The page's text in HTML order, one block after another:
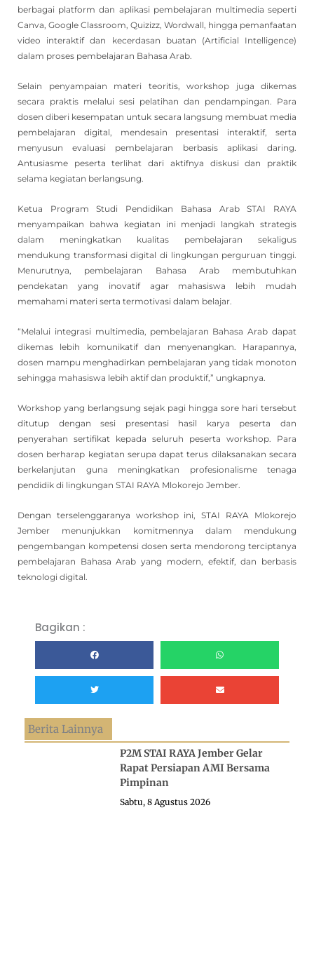
berbagai platform dan aplikasi pembelajaran multimedia seperti
Canva, Google Classroom, Quizizz, Wordwall, hingga pemanfaatan
video interaktif dan kecerdasan buatan (Artificial Intelligence)
dalam proses pembelajaran Bahasa Arab.
Selain penyampaian materi teoritis, workshop juga dikemas
secara praktis melalui sesi pelatihan dan pendampingan. Para
dosen diberi kesempatan untuk secara langsung membuat media
pembelajaran digital, mendesain presentasi interaktif, serta
menyusun evaluasi pembelajaran berbasis aplikasi daring.
Antusiasme peserta terlihat dari aktifnya diskusi dan praktik
selama kegiatan berlangsung.
Ketua Program Studi Pendidikan Bahasa Arab STAI RAYA
menyampaikan bahwa kegiatan ini menjadi langkah strategis
dalam meningkatkan kualitas pembelajaran sekaligus
mendukung transformasi digital di lingkungan perguruan tinggi.
Menurutnya, pembelajaran Bahasa Arab membutuhkan
pendekatan yang inovatif agar mahasiswa lebih mudah
memahami materi serta termotivasi dalam belajar.
“Melalui integrasi multimedia, pembelajaran Bahasa Arab dapat
dikemas lebih komunikatif dan menyenangkan. Harapannya,
dosen mampu menghadirkan pembelajaran yang tidak monoton
sehingga mahasiswa lebih aktif dan produktif,” ungkapnya.
Workshop yang berlangsung sejak pagi hingga sore hari tersebut
ditutup dengan sesi presentasi hasil karya peserta dan
penyerahan sertifikat kepada seluruh peserta workshop. Para
dosen berharap kegiatan serupa dapat terus dilaksanakan secara
berkelanjutan guna meningkatkan profesionalisme tenaga
pendidik di lingkungan STAI RAYA Mlokorejo Jember.
Dengan terselenggaranya workshop ini, STAI RAYA Mlokorejo
Jember menunjukkan komitmennya dalam mendukung
pengembangan kompetensi dosen serta mendorong terciptanya
pembelajaran Bahasa Arab yang modern, efektif, dan berbasis
teknologi digital.
Bagikan :
Berita Lainnya
P2M STAI RAYA Jember Gelar
Rapat Persiapan AMI Bersama
Pimpinan
Sabtu, 8 Agustus 2026